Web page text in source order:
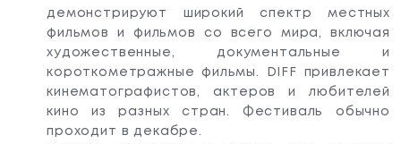
демонстрируют широкий спектр местных
фильмов и фильмов со всего мира, включая
художественные, документальные и
короткометражные фильмы. DIFF привлекает
кинематографистов, актеров и любителей
кино из разных стран. Фестиваль обычно
проходит в декабре.